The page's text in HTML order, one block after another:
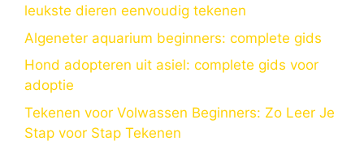
leukste dieren eenvoudig tekenen
Algeneter aquarium beginners: complete gids
Hond adopteren uit asiel: complete gids voor
adoptie
Tekenen voor Volwassen Beginners: Zo Leer Je
Stap voor Stap Tekenen